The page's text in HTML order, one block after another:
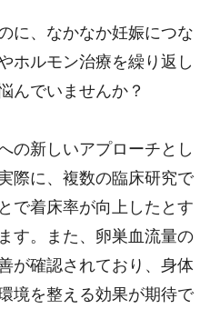
に、なかなか妊娠につな
ホルモン治療を繰り返し
んでいませんか？
の新しいアプローチとし
際に、複数の臨床研究で
で着床率が向上したとす
す。また、卵巣血流量の
が確認されており、身体
境を整える効果が期待で